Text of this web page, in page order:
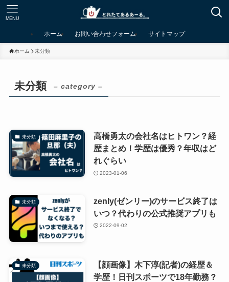
MENU
ホーム お問い合わせフォーム サイトマップ
ホーム 未分類
未分類 – category –
未分類
高橋勇太の会社名はヒトワン？経
歴まとめ！学歴は優秀？年収はど
れぐらい
2023-01-06
未分類
zenly(ゼンリー)のサービス終了は
いつ？代わりの公式推奨アプリも
2022-09-02
未分類
【顔画像】木下淳(記者)の経歴＆
学歴！日刊スポーツで18年勤務？